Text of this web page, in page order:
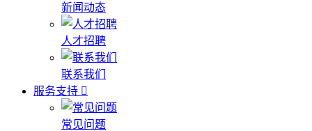
新闻动态
人才招聘
联系我们
服务支持
常见问题